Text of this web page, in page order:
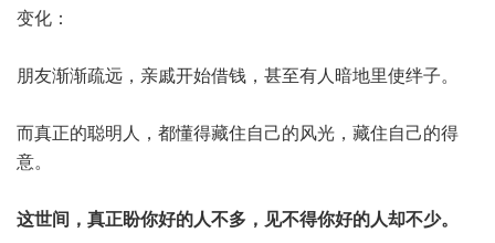
变化：
朋友渐渐疏远，亲戚开始借钱，甚至有人暗地里使绊子。
而真正的聪明人，都懂得藏住自己的风光，藏住自己的得
意。
这世间，真正盼你好的人不多，见不得你好的人却不少。